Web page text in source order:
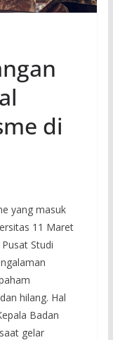
di
yang masuk
11 Maret
Studi
hilang. Hal
Badan
gelar